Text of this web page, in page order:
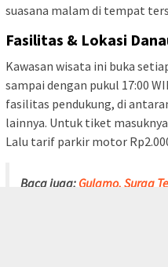
suasana malam di tempat
Fasilitas & Lokasi
Kawasan wisata ini buka
sampai dengan pukul 17:00
fasilitas pendukung, di
lainnya. Untuk tiket
Lalu tarif parkir motor
Baca juga: Gulamo, Surga